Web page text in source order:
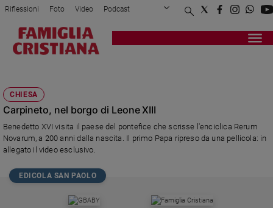
Attualità
Politica
Mondo
Economia
Legalità
giustizia
Sport
Riflessioni Foto Video Podcast
Privacy Policy Chi siamo
Registrati Redazione
CHIESA
Carpineto, nel borgo di Leone XIII
Benedetto XVI visita il paese del pontefice che scrisse l'enciclica Rerum
Novarum, a 200 anni dalla nascita. Il primo Papa ripreso da una pellicola: in
allegato il video esclusivo.
EDICOLA SAN PAOLO